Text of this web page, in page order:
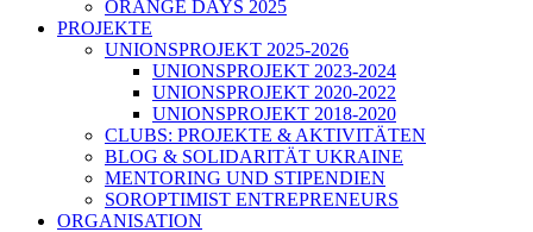
ORANGE DAYS 2025
PROJEKTE
UNIONSPROJEKT 2025-2026
UNIONSPROJEKT 2023-2024
UNIONSPROJEKT 2020-2022
UNIONSPROJEKT 2018-2020
CLUBS: PROJEKTE & AKTIVITÄTEN
BLOG & SOLIDARITÄT UKRAINE
MENTORING UND STIPENDIEN
SOROPTIMIST ENTREPRENEURS
ORGANISATION